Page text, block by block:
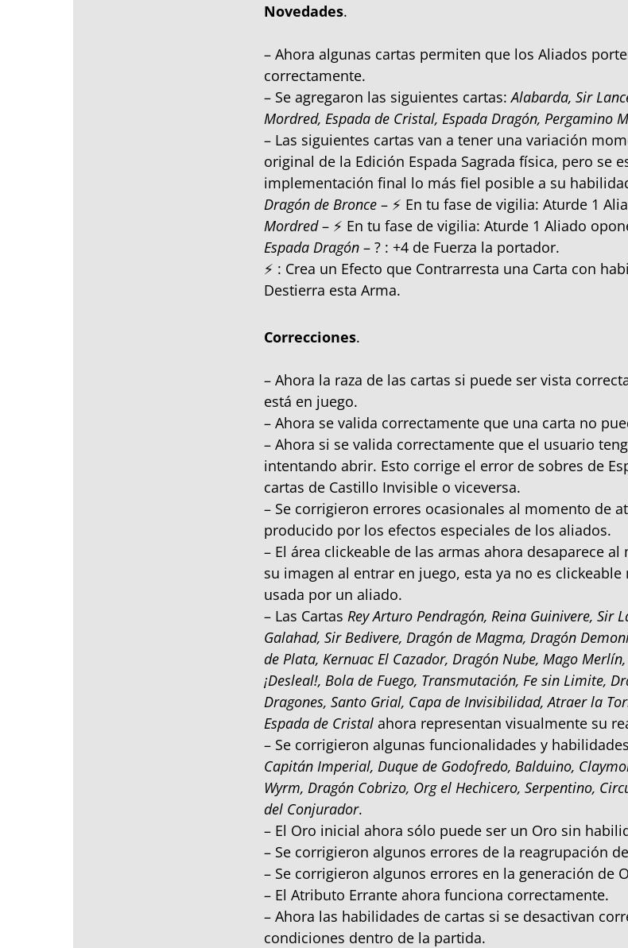
Novedades.
– Ahora algunas cartas permiten que los Aliados
correctamente.
– Se agregaron las siguientes cartas:Alabarda, Sir
Mordred, Espada de Cristal, Espada Dragón, Pergamino
– Las siguientes cartas van a tener una variación
original de la Edición Espada Sagrada física, pero se
implementación final lo más fiel posible a su
Dragón de Bronce – ⚡ En tu fase de vigilia: Aturde 1
Mordred– ⚡ En tu fase de vigilia: Aturde 1 Aliado
Espada Dragón – ? : +4 de Fuerza la portador.
⚡ : Crea un Efecto que Contrarresta una Carta con
Destierra esta Arma.
Correcciones.
– Ahora la raza de las cartas si puede ser vista
está en juego.
– Ahora se valida correctamente que una carta no
– Ahora si se valida correctamente que el usuario
intentando abrir. Esto corrige el error de sobres de
cartas de Castillo Invisible o viceversa.
– Se corrigieron errores ocasionales al momento de
producido por los efectos especiales de los aliados.
– El área clickeable de las armas ahora desaparece
su imagen al entrar en juego, esta ya no es
usada por un aliado.
– Las Cartas Rey Arturo Pendragón, Reina Guinivere, Sir
Galahad, Sir Bedivere, Dragón de Magma, Dragón
de Plata, Kernuac El Cazador, Dragón Nube, Mago
¡Desleal!, Bola de Fuego, Transmutación, Fe sin Limite,
Dragones, Santo Grial, Capa de Invisibilidad, Atraer la
Espada de Cristal ahora representan visualmente su
– Se corrigieron algunas funcionalidades y
Capitán Imperial, Duque de Godofredo, Balduino,
Wyrm, Dragón Cobrizo, Org el Hechicero, Serpentino,
del Conjurador.
– El Oro inicial ahora sólo puede ser un Oro sin
– Se corrigieron algunos errores de la reagrupación
– Se corrigieron algunos errores en la generación de
– El Atributo Errante ahora funciona correctamente.
– Ahora las habilidades de cartas si se desactivan
condiciones dentro de la partida.